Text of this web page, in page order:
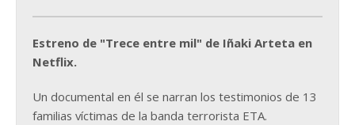
Estreno de "Trece entre mil" de Iñaki Arteta en
Netflix.
Un documental en él se narran los testimonios de 13
familias víctimas de la banda terrorista ETA.